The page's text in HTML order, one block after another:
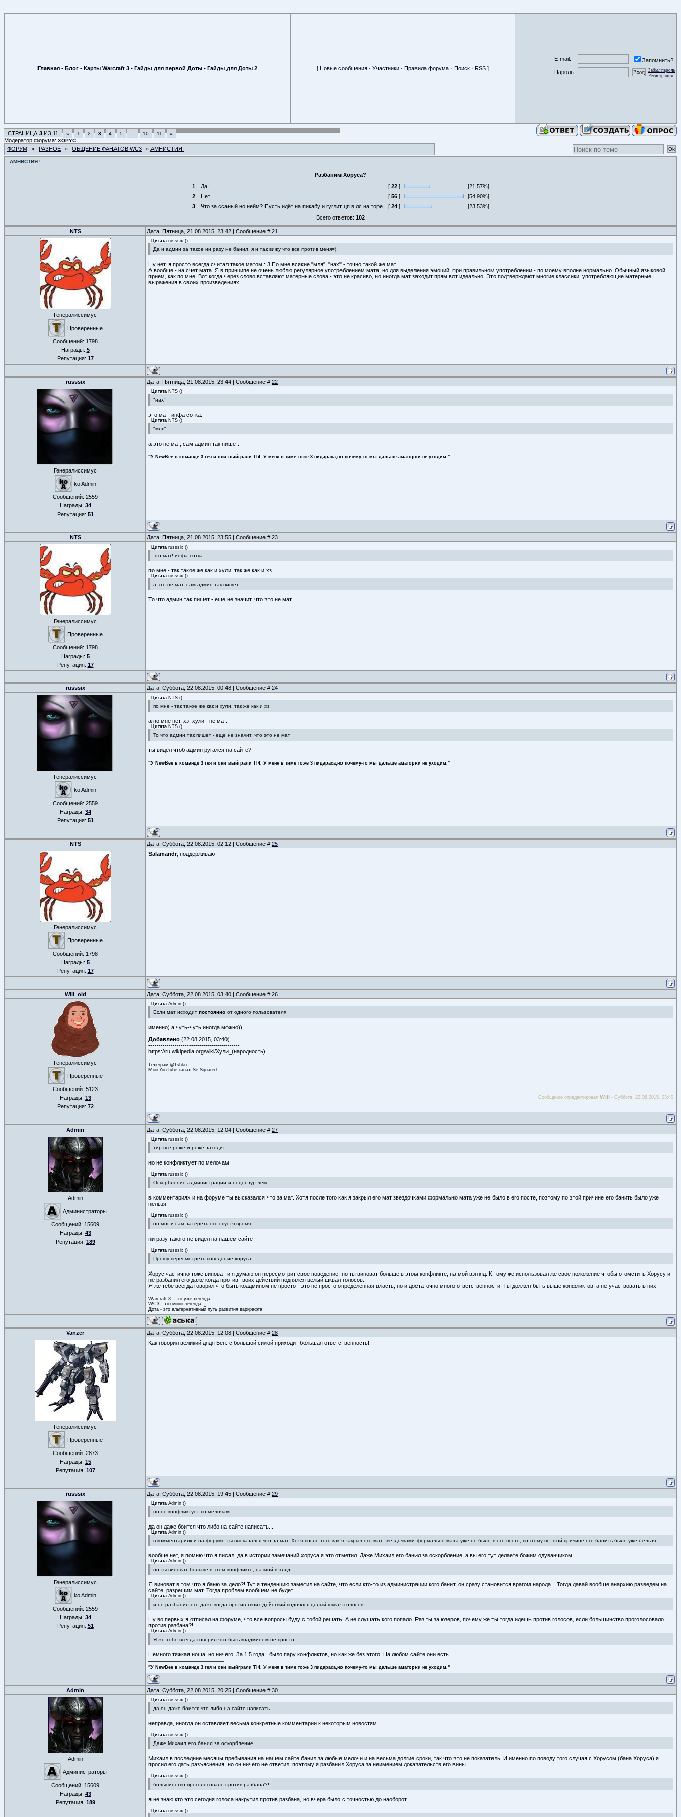
Главная • Блог • Карты Warcraft 3 • Гайды для первой Доты • Гайды для Доты 2 [ Новые сообщения · Участники · Правила форума · Поиск · RSS ]
E-mail:
Запомнить?
Пароль:
Забыл пароль
Регистрация
СТРАНИЦА 3 ИЗ 11 « 1 2 3 4 5 10 11 »
Модератор форума: XOPYC
ФОРУМ » РАЗНОЕ » ОБЩЕНИЕ ФАНАТОВ WC3 » АМНИСТИЯ!
АМНИСТИЯ!
Разбаним Хоруса?
1. Да! [ 22]
[21.57%]
2. Нет. [ 56]
[54.90%]
3. Что за ссаный но нейм? Пусть идёт на пикабу и гуглит цп в лс на торе. [ 24]
[23.53%]
Всего ответов: 102
NTS Дата: Пятница, 21.08.2015, 23:42 | Сообщение # 21
Генералиссимус
Проверенные
Сообщений: 1798
Награды: 5
Репутация: 17
Цитата russsix ()
Да и админ за такое ни разу не банил, я и так вижу что все против меня=).
Ну нет, я просто всегда считал такое матом : 3 По мне всякие "мля", "нах" - точно такой же мат.
А вообще - на счет мата. Я в принципе не очень люблю регулярное употреблением мата, но для выделения эмоций, при правильном употреблении - по моему вполне нормально. Обычный языковой
прием, как по мне. Вот когда через слово вставляют матерные слова - это не красиво, но иногда мат заходит прям вот идеально. Это подтверждают многие классики, употребляющие матерные
выражения в своих произведениях.
russsix Дата: Пятница, 21.08.2015, 23:44 | Сообщение # 22
Генералиссимус
ko Admin
Сообщений: 2559
Награды: 34
Репутация: 51
Цитата NTS ()
"нах"
это мат! инфа сотка.
Цитата NTS ()
"мля"
а это не мат, сам админ так пишет.
"У NewBee в команде 3 гея и они выйграли TI4. У меня в тиме тоже 3 пидараса,но почему-то мы дальше аматорки не уходим."
NTS Дата: Пятница, 21.08.2015, 23:55 | Сообщение # 23
Генералиссимус
Проверенные
Сообщений: 1798
Награды: 5
Репутация: 17
Цитата russsix ()
это мат! инфа сотка.
по мне - так такое же как и хули, так же как и хз
Цитата russsix ()
а это не мат, сам админ так пишет.
То что админ так пишет - еще не значит, что это не мат
russsix Дата: Суббота, 22.08.2015, 00:48 | Сообщение # 24
Генералиссимус
ko Admin
Сообщений: 2559
Награды: 34
Репутация: 51
Цитата NTS ()
по мне - так такое же как и хули, так же как и хз
а по мне нет. хз, хули - не мат.
Цитата NTS ()
То что админ так пишет - еще не значит, что это не мат
ты видел чтоб админ ругался на сайте?!
"У NewBee в команде 3 гея и они выйграли TI4. У меня в тиме тоже 3 пидараса,но почему-то мы дальше аматорки не уходим."
NTS Дата: Суббота, 22.08.2015, 02:12 | Сообщение # 25
Генералиссимус
Проверенные
Сообщений: 1798
Награды: 5
Репутация: 17
Salamandr, поддерживаю
Will_old Дата: Суббота, 22.08.2015, 03:40 | Сообщение # 26
Генералиссимус
Проверенные
Сообщений: 5123
Награды: 13
Репутация: 72
Цитата Admin ()
Если мат исходит постоянно от одного пользователя
именно) а чуть-чуть иногда можно))
Добавлено (22.08.2015, 03:40)
---------------------------------------------
https://ru.wikipedia.org/wiki/Хули_(народность)
Телеграм @Tshkn
Мой YouTube-канал Se Squared
Сообщение отредактировал Will - Суббота, 22.08.2015, 03:40
Admin Дата: Суббота, 22.08.2015, 12:04 | Сообщение # 27
Admin
Администраторы
Сообщений: 15609
Награды: 43
Репутация: 189
Цитата russsix ()
тир все реже и реже заходит
но не конфликтует по мелочам
Цитата russsix ()
Оскорбление администрации и нецензур.лекс.
в комментариях и на форуме ты высказался что за мат. Хотя после того как я закрыл его мат звездочками формально мата уже не было в его посте, поэтому по этой причине его банить было уже
нельзя
Цитата russsix ()
он мог и сам затереть его спустя время
ни разу такого не видел на нашем сайте
Цитата russsix ()
Прошу пересмотреть поведение хоруса
Хорус частично тоже виноват и я думаю он пересмотрит свое поведение, но ты виноват больше в этом конфликте, на мой взгляд. К тому же использовал же свое положение чтобы отомстить Хорусу и
не разбанил его даже когда против твоих действий поднялся целый шквал голосов.
Я же тебе всегда говорил что быть коадмином не просто - это не просто определенная власть, но и достаточно много ответственности. Ты должен быть выше конфликтов, а не участвовать в них
Warcraft 3 - это уже легенда
WC3 - это мини-легенда
Дота - это альтернативный путь развития варкрафта
Vanzer Дата: Суббота, 22.08.2015, 12:08 | Сообщение # 28
Генералиссимус
Проверенные
Сообщений: 2873
Награды: 15
Репутация: 107
Как говорил великий дядя Бен: с большой силой приходит большая ответственность!
russsix Дата: Суббота, 22.08.2015, 19:45 | Сообщение # 29
Генералиссимус
ko Admin
Сообщений: 2559
Награды: 34
Репутация: 51
Цитата Admin ()
но не конфликтует по мелочам
да он даже боится что либо на сайте написать...
Цитата Admin ()
в комментариях и на форуме ты высказался что за мат. Хотя после того как я закрыл его мат звездочками формально мата уже не было в его посте, поэтому по этой причине его банить было уже нельзя
вообще нет, я помню что я писал. да в истории замечаний хоруса я это отметил. Даже Михаил его банил за оскорбление, а вы его тут делаете божим одуванчиком.
Цитата Admin ()
но ты виноват больше в этом конфликте, на мой взгляд.
Я виноват в том что я баню за дело?! Тут я тенденцию заметил на сайте, что если кто-то из администрации кого банит, он сразу становится врагом народа... Тогда давай вообще анархию разведем на
сайте, разрешим мат. Тогда проблем вообщем не будет.
Цитата Admin ()
и не разбанил его даже когда против твоих действий поднялся целый шквал голосов.
Ну во первых я отписал на форуме, что все вопросы буду с тобой решать. А не слушать кого попало. Раз ты за юзеров, почему же ты тогда идешь против голосов, если большинство проголосовало
против разбана?!
Цитата Admin ()
Я же тебе всегда говорил что быть коадмином не просто
Немного тяжкая ноша, но ничего. За 1.5 года...было пару конфликтов, но как же без этого. На любом сайте они есть.
"У NewBee в команде 3 гея и они выйграли TI4. У меня в тиме тоже 3 пидараса,но почему-то мы дальше аматорки не уходим."
Admin Дата: Суббота, 22.08.2015, 20:25 | Сообщение # 30
Admin
Администраторы
Сообщений: 15609
Награды: 43
Репутация: 189
Цитата russsix ()
да он даже боится что либо на сайте написать..
неправда, иногда он оставляет весьма конкретные комментарии к некоторым новостям
Цитата russsix ()
Даже Михаил его банил за оскорбление
Михаил в последние месяцы пребывания на нашем сайте банил за любые мелочи и на весьма долгие сроки, так что это не показатель. И именно по поводу того случая с Хорусом (бана Хоруса) я
просил его дать разъяснения, но он ничего не ответил, поэтому я разбанил Хоруса за неимением доказательств его вины
Цитата russsix ()
большинство проголосовало против разбана?!
я не знаю кто это сегодня голоса накрутил против разбана, но вчера было с точностью до наоборот
Цитата russsix ()